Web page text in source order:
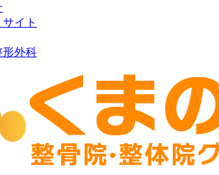
イト
形外科